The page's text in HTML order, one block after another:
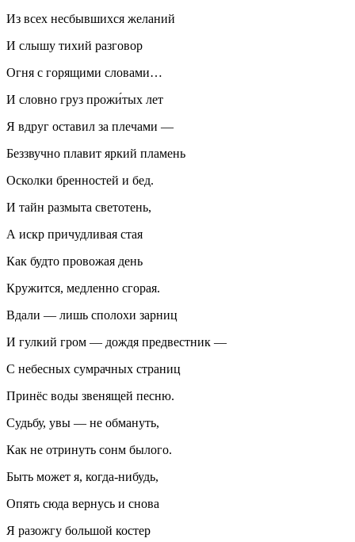
Из всех несбывшихся желаний
И слышу тихий разговор
Огня с горящими словами…
И словно груз прожи́тых лет
Я вдруг оставил за плечами —
Беззвучно плавит яркий пламень
Осколки бренностей и бед.
И тайн размыта светотень,
А искр причудливая стая
Как будто провожая день
Кружится, медленно сгорая.
Вдали — лишь сполохи зарниц
И гулкий гром — дождя предвестник —
С небесных сумрачных страниц
Принёс воды звенящей песню.
Судьбу, увы — не обмануть,
Как не отринуть сонм былого.
Быть может я, когда-нибудь,
Опять сюда вернусь и снова
Я разожгу большой костер